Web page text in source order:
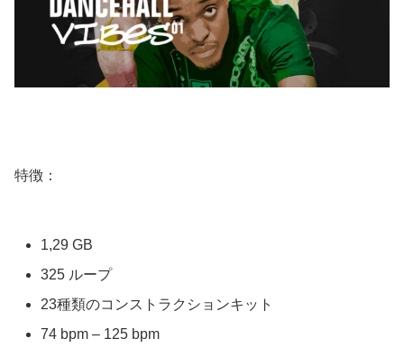
特徴：
1,29 GB
325 ループ
23種類のコンストラクションキット
74 bpm – 125 bpm